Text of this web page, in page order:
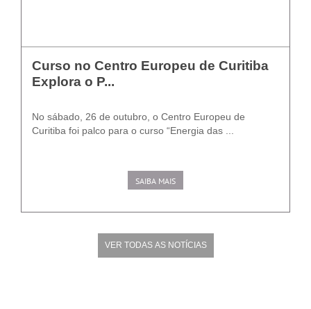
Curso no Centro Europeu de Curitiba
Explora o P...
No sábado, 26 de outubro, o Centro Europeu de
Curitiba foi palco para o curso “Energia das ...
SAIBA MAIS
VER TODAS AS NOTÍCIAS